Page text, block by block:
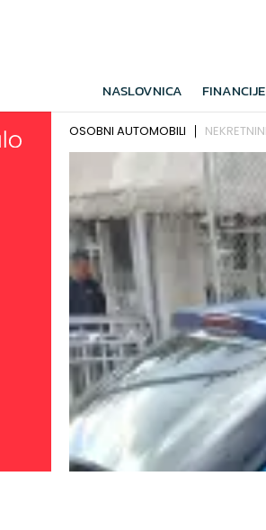
NASLOVNICA FINANCIJE